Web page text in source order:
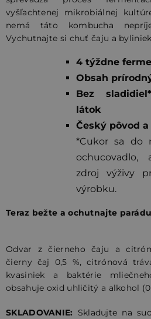
vyšľachtenej mikrobiálnej
nemá táto kombucha
Vychutnajte si chuť čaju a
4 týždne
Obsah
Bez
látok
Český pôvod
*Cukor sa do
zdroj výživy
výrobku.
Teraz bežte a ochutnajte
Odvar z čierneho čaju a
čierny čaj 0,5 %, citrónová
kvasiniek a baktérie
obsahuje oxid uhličitý a alkohol
SKLADOVANIE: Skladujte na